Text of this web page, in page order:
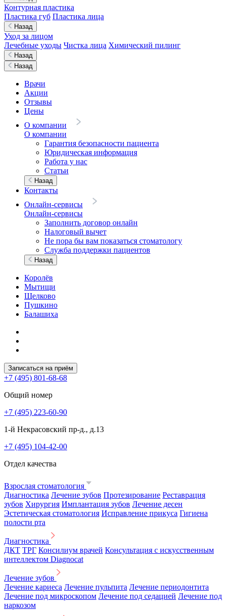
Контурная пластика
Пластика губ Пластика лица
Назад
Уход за лицом
Лечебные уходы Чистка лица Химический пилинг
Назад
Назад
Врачи
Акции
Отзывы
Цены
О компании
О компании
Гарантия безопасности пациента
Юридическая информация
Работа у нас
Статьи
Назад
Контакты
Онлайн-сервисы
Онлайн-сервисы
Заполнить договор онлайн
Налоговый вычет
Не пора бы вам показаться стоматологу
Служба поддержки пациентов
Назад
Королёв
Мытищи
Щелково
Пушкино
Балашиха
Записаться на приём
+7 (495) 801-68-68
Общий номер
+7 (495) 223-60-90
1-й Некрасовский пр-д., д.13
+7 (495) 104-42-00
Отдел качества
Взрослая стоматология
Диагностика Лечение зубов Протезирование Реставрация
зубов Хирургия Имплантация зубов Лечение десен
Эстетическая стоматология Исправление прикуса Гигиена
полости рта
Диагностика
ДКТ ТРГ Консилиум врачей Консультация с искусственным
интеллектом Diagnocat
Лечение зубов
Лечение кариеса Лечение пульпита Лечение периодонтита
Лечение под микроскопом Лечение под седацией Лечение под
наркозом